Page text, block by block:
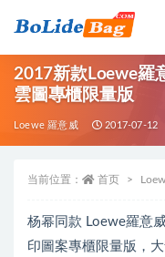
2017新款Loewe羅
雲圖專櫃限量版
Loewe 羅意威 2017-07-12
当前位置： 首页
杨幂同款 Loewe羅意
印圖案專櫃限量版，